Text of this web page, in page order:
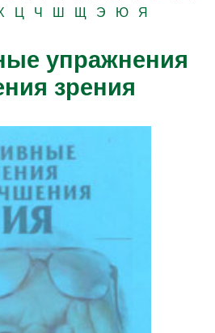
Ц Ч Ш Щ Э Ю Я
упражнения
зрения